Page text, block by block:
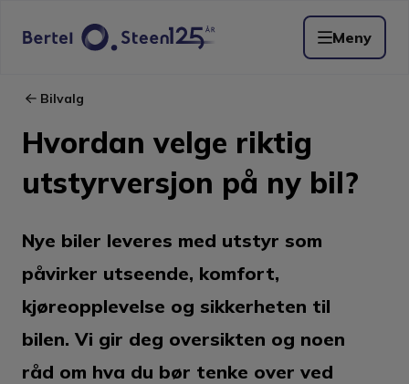
Meny
Bilvalg
Hvordan velge riktig
utstyrversjon på ny bil?
Nye biler leveres med utstyr som
påvirker utseende, komfort,
kjøreopplevelse og sikkerheten til
bilen. Vi gir deg oversikten og noen
råd om hva du bør tenke over ved